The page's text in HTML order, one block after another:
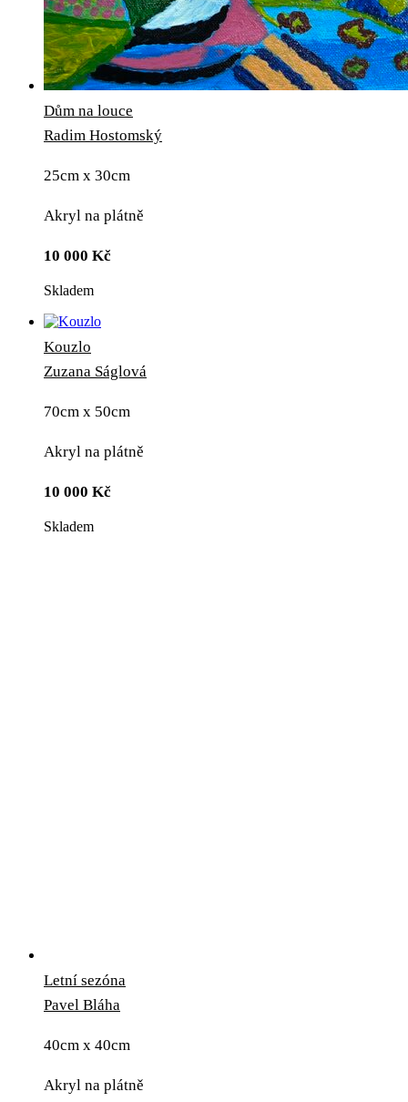
Dům na louce
Radim Hostomský
25cm x 30cm
Akryl na plátně
10 000 Kč
Skladem
Kouzlo
Zuzana Ságlová
70cm x 50cm
Akryl na plátně
10 000 Kč
Skladem
Letní sezóna
Pavel Bláha
40cm x 40cm
Akryl na plátně